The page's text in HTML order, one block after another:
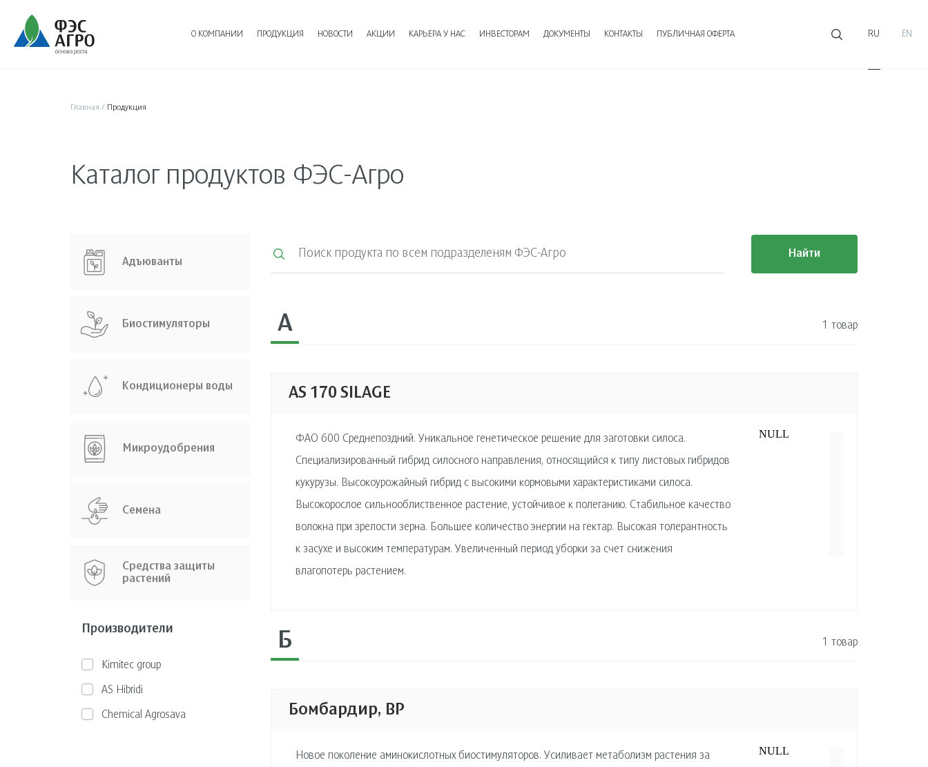
О КОМПАНИИ ПРОДУКЦИЯ НОВОСТИ АКЦИИ КАРЬЕРА У НАС ИНВЕСТОРАМ ДОКУМЕНТЫ КОНТАКТЫ ПУБЛИЧНАЯ ОФЕРТА RU EN
Главная / Продукция
Каталог продуктов ФЭС-Агро
Адъюванты
Биостимуляторы
Кондиционеры воды
Микроудобрения
Семена
Средства защиты
растений
Производители
Kimitec group
AS Hibridi
Chemical Agrosava
Найти
A 1 товар
AS 170 SILAGE
ФАО 600 Среднепоздний. Уникальное генетическое решение для заготовки силоса.
Специализированный гибрид силосного направления, относящийся к типу листовых гибридов
кукурузы. Высокоурожайный гибрид с высокими кормовыми характеристиками силоса.
Высокорослое сильнооблиственное растение, устойчивое к полеганию. Стабильное качество
волокна при зрелости зерна. Большее количество энергии на гектар. Высокая толерантность
к засухе и высоким температурам. Увеличенный период уборки за счет снижения
влагопотерь растением.
NULL
Б 1 товар
Бомбардир, ВР
Новое поколение аминокислотных биостимуляторов. Усиливает метаболизм растения за NULL